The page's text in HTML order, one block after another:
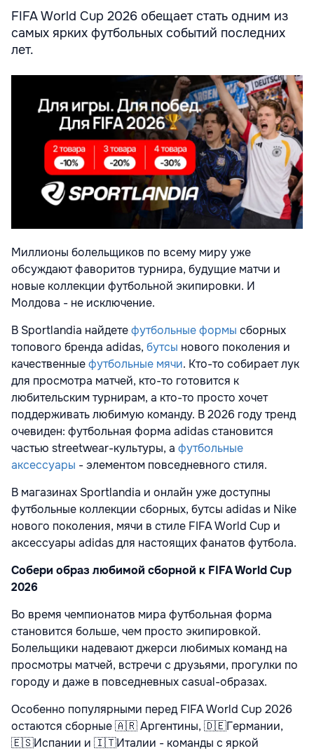
FIFA World Cup 2026 обещает стать одним из
самых ярких футбольных событий последних
лет.
Миллионы болельщиков по всему миру уже
обсуждают фаворитов турнира, будущие матчи и
новые коллекции футбольной экипировки. И
Молдова - не исключение.
В Sportlandia найдетефутбольные формы сборных
топового бренда adidas, бутсы нового поколения и
качественныефутбольные мячи. Кто-то собирает лук
для просмотра матчей, кто-то готовится к
любительским турнирам, а кто-то просто хочет
поддерживать любимую команду. В 2026 году тренд
очевиден: футбольная форма adidas становится
частью streetwear-культуры, а футбольные
аксессуары - элементом повседневного стиля.
В магазинах Sportlandia и онлайн уже доступны
футбольные коллекции сборных, бутсы adidas и Nike
нового поколения, мячи в стиле FIFA World Cup и
аксессуары adidas для настоящих фанатов футбола.
Собери образ любимой сборной к FIFA World Cup
2026
Во время чемпионатов мира футбольная форма
становится больше, чем просто экипировкой.
Болельщики надевают джерси любимых команд на
просмотры матчей, встречи с друзьями, прогулки по
городу и даже в повседневных casual-образах.
Особенно популярными перед FIFA World Cup 2026
остаются сборные🇦🇷Аргентины, 🇩🇪Германии,
🇪🇸Испании и 🇮🇹Италии - команды с яркой